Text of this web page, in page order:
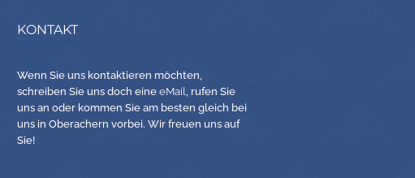
KONTAKT
Wenn Sie uns kontaktieren möchten,
schreiben Sie uns doch eineeMail, rufen Sie
uns an oder kommen Sie am besten gleich bei
uns in Oberachern vorbei. Wir freuen uns auf
Sie!